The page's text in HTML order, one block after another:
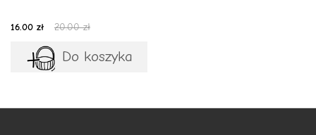
16.00 zł 20.00 zł
Do koszyka